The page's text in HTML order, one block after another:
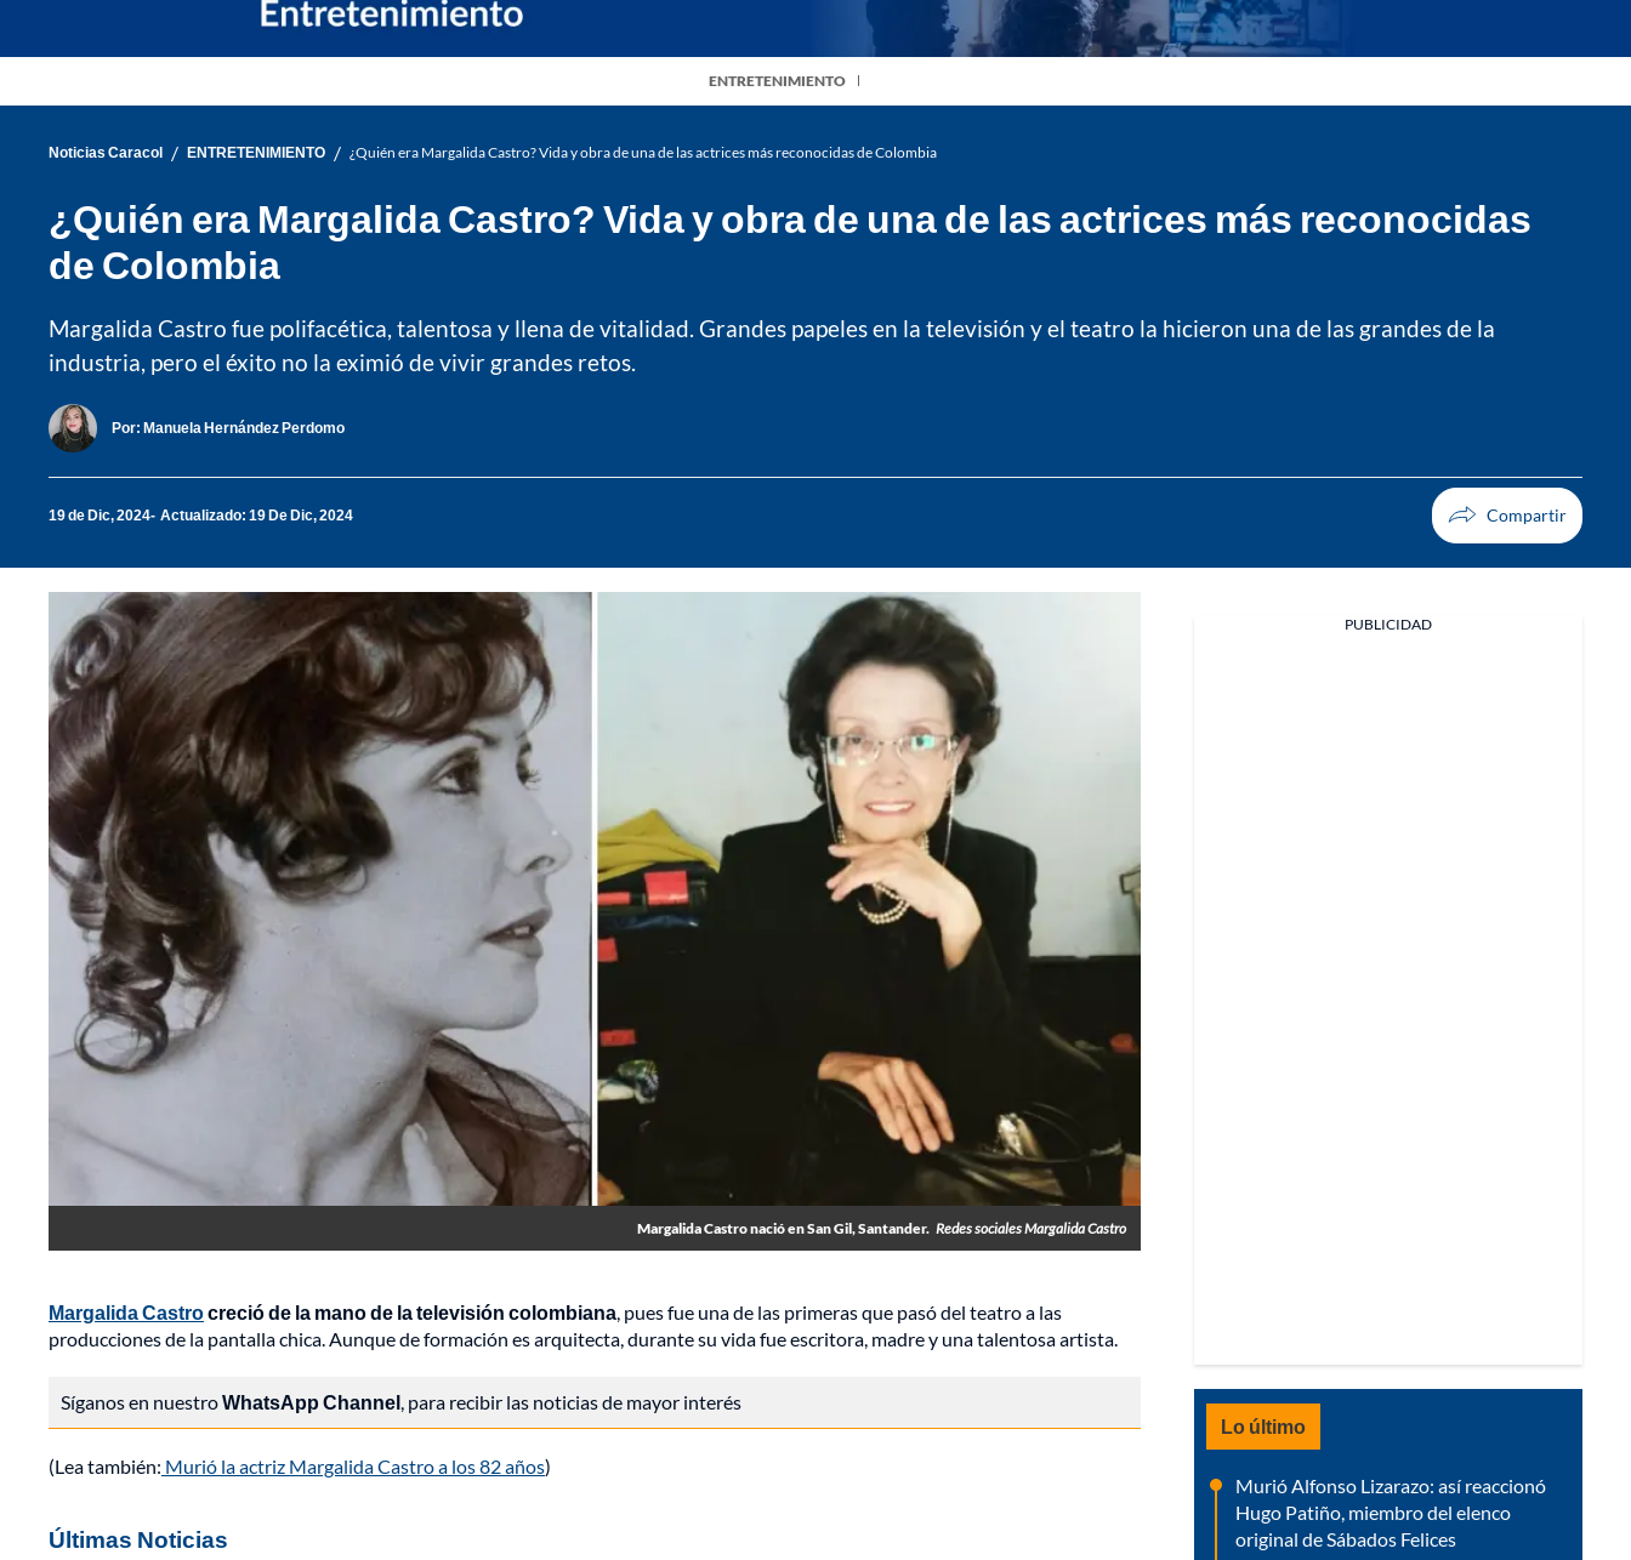
ENTRETENIMIENTO
Noticias Caracol / ENTRETENIMIENTO / ¿Quién era Margalida Castro? Vida y obra de una de las actrices más reconocidas de Colombia
¿Quién era Margalida Castro? Vida y obra de una de las actrices más reconocidas
de Colombia
Margalida Castro fue polifacética, talentosa y llena de vitalidad. Grandes papeles en la televisión y el teatro la hicieron una de las grandes de la
industria, pero el éxito no la eximió de vivir grandes retos.
Por: Manuela Hernández Perdomo
19 de Dic, 2024 Actualizado: 19 De Dic, 2024
Margalida Castro nació en San Gil, Santander. Redes sociales Margalida Castro
Margalida Castrocreció de la mano de la televisión colombiana, pues fue una de las primeras que pasó del teatro a las
producciones de la pantalla chica. Aunque de formación es arquitecta, durante su vida fue escritora, madre y una talentosa artista.
Síganos en nuestroWhatsApp Channel, para recibir las noticias de mayor interés
(Lea también: Murió la actriz Margalida Castro a los 82 años)
Últimas Noticias
PUBLICIDAD
Lo último
Murió Alfonso Lizarazo: así reaccionó
Hugo Patiño, miembro del elenco
original de Sábados Felices